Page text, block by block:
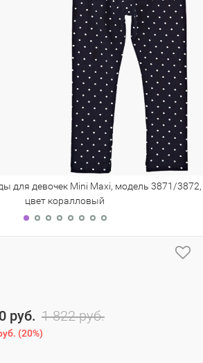
для девочек Mini Maxi, модель 3871/3872,
цвет коралловый
руб. 1 822 руб.
(20%)